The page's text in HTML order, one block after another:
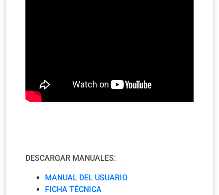
DESCARGAR MANUALES:
MANUAL DEL USUARIO
FICHA TÉCNICA